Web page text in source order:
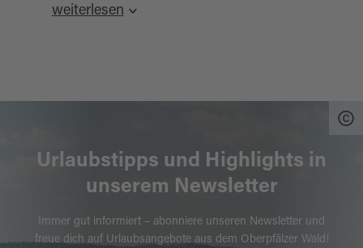
Ebeling, Wackersdorfer Straße 80, 92421
1.2Das Gewinnspiel wird veranstaltet vom
23:59 Uhr.
Mit der Teilnahme erklären sich die
Teilnehmer mit den nachfolgend aufgeführten
Bedingungen einverstanden.
weiterlesen
Urlaubstipps und Highlights in
unserem Newsletter
Immer gut informiert – abonniere unseren Newsletter und
freue dich auf Urlaubsangebote aus dem Oberpfälzer Wald!